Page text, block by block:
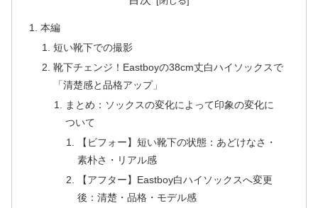
本編
短い靴下での撮影
靴下チェンジ！Eastboyの38cm丈白ハイソックスで
「清楚感と品格アップ」
まとめ：ソックスの変化によって印象の変化に
ついて
【ビフォー】短い靴下の状態：あどけなさ・
素朴さ・リアル感
【アフター】Eastboy白ハイソックスへ変更
後：清楚・品格・モデル感